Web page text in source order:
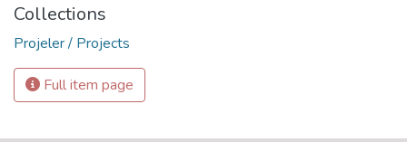
Collections
Projeler / Projects
Full item page